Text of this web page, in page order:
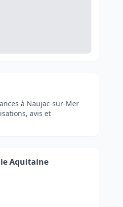
à Naujac-sur-Mer
avis et
Aquitaine